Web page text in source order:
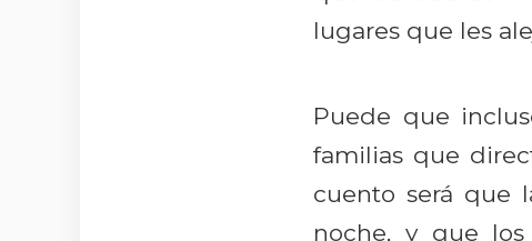
lugares que les
Puede que
familias que
cuento será que
noche, y que